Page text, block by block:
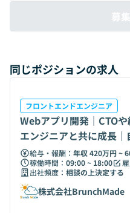
領域に制限はありません。
の開発、スタートアップへ
は、企業のデザインパート
るデザインパートナー事業
ウを活かした自社プロダク
ォーム事業の2つです。 ▼デザインパートナー事業 日本を代
表する大企業からスタート
をデザインの力で前進させ
例はSUNTORY＋、
ョンクラウドなど。 ▼デザインプラットフォーム事業 クラ
イアントワークで得たノウ
募
同じポジションの求人
フロントエンドエンジニア
Webアプリ開発｜CTO
エンジニアと共に成長｜
スにも挑戦
給与・報酬： 年収 420万円 ~
稼働時間： 09:00 ~ 18:00
出社頻度： 相談の上決定する
株式会社BrunchMade